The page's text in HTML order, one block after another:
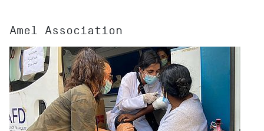
Amel Association